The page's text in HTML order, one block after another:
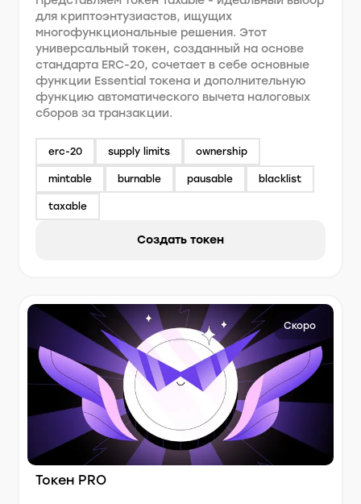
для криптоэнтузиастов, ищущих
многофункциональные решения. Этот
универсальный токен, созданный на основе
стандарта ERC-20, сочетает в себе основные
функции Essential токена и дополнительную
функцию автоматического вычета налоговых
сборов за транзакции.
erc-20 supply limits ownership
mintable burnable pausable blacklist
taxable
Создать токен
Скоро
Токен PRO